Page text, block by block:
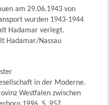
am 29.06.1943 von
wurden 1943-1944
Hadamar verlegt.
Hadamar/Nassau
in der Moderne.
Westfalen zwischen